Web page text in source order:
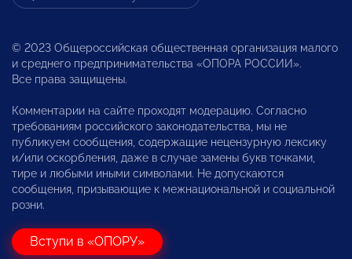
© 2023 Общероссийская общественная организация малого
и среднего предпринимательства «ОПОРА РОССИИ».
Все права защищены.
Комментарии на сайте проходят модерацию. Согласно
требованиям российского законодательства, мы не
публикуем сообщения, содержащие нецензурную лексику
и/или оскорбления, даже в случае замены букв точками,
тире и любыми иными символами. Не допускаются
сообщения, призывающие к межнациональной и социальной
розни.
Вступи в «ОПОРУ»